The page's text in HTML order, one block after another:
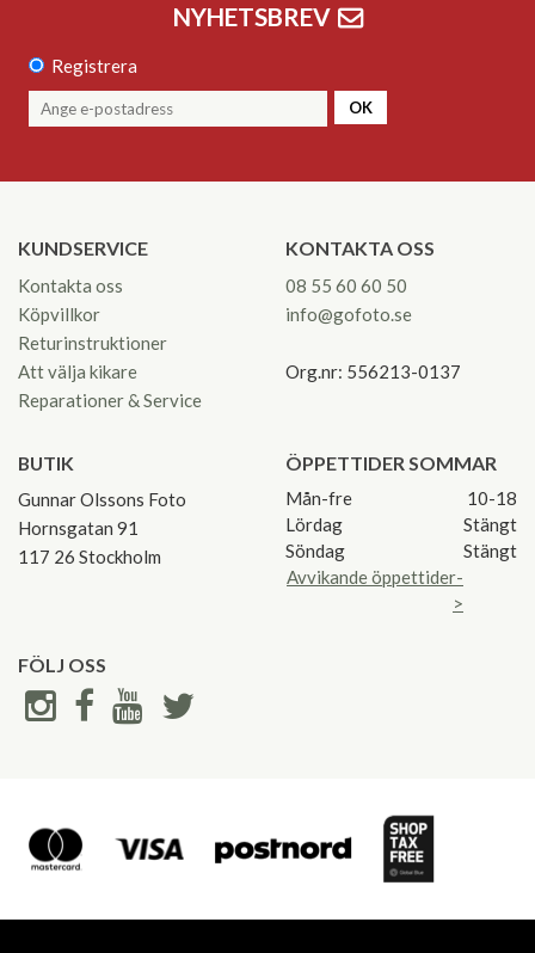
NYHETSBREV
Registrera
OK
KUNDSERVICE
Kontakta oss
Köpvillkor
Returinstruktioner
Att välja kikare
Reparationer & Service
KONTAKTA OSS
08 55 60 60 50
info@gofoto.se
Org.nr: 556213-0137
BUTIK
Gunnar Olssons Foto
Hornsgatan 91
117 26 Stockholm
ÖPPETTIDER SOMMAR
Mån-fre
10-18
Lördag
Stängt
Söndag
Stängt
Avvikande öppettider-
>
FÖLJ OSS